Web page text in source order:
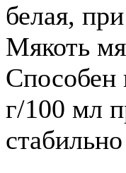
белая,
Мякоть
г/100 мл